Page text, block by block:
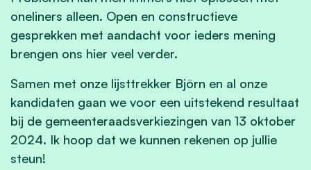
oneliners alleen. Open en constructieve
gesprekken met aandacht voor ieders mening
brengen ons hier veel verder.
Samen met onze lijsttrekker Björn en al onze
kandidaten gaan we voor een uitstekend resultaat
bij de gemeenteraadsverkiezingen van 13 oktober
2024. Ik hoop dat we kunnen rekenen op jullie
steun!